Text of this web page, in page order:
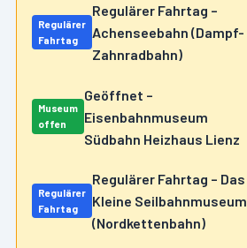
Regulärer
Fahrtag
Regulärer Fahrtag –
Achenseebahn (Dampf-
Zahnradbahn)
Museum
offen
Geöffnet –
Eisenbahnmuseum
Südbahn Heizhaus Lienz
Regulärer
Fahrtag
Regulärer Fahrtag – Das
Kleine Seilbahnmuseum
(Nordkettenbahn)